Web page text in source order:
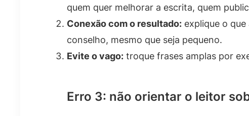
quem quer melhorar a escrita, quem
Conexão com o resultado: explique o que
conselho, mesmo que seja pequeno.
Evite o vago: troque frases amplas por
Erro 3: não orientar o leitor